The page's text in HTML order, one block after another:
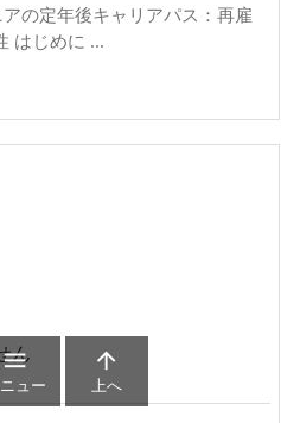
の定年後キャリアパス：再雇
はじめに ...
ん

ュー

上へ